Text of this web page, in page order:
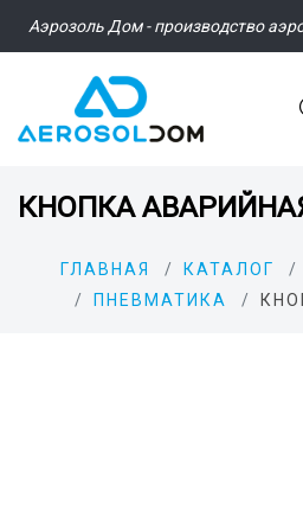
Аэрозоль Дом - производство
КНОПКА
ГЛАВНАЯ КАТАЛОГ
ПНЕВМАТИКА